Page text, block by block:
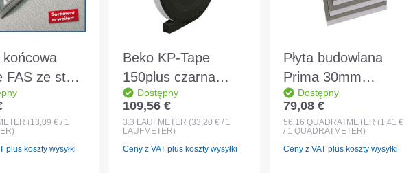
końcowa
FAS ze stali
8 mm x
300-280-
(13,09 € / 1
plus koszty wysyłki
Beko KP-Tape
150plus czarna
34/30 f. Złącze 18-
34 mm, rolka 3,3 m
Dostępny
Cena regularna:
109,56 €
3.3 LAUFMETER (33,20 € / 1
LAUFMETER)
Ceny z VAT plus koszty wysyłki
Płyta budowlana
Prima 30mm
2600x600mm
element płytki
Dostępny
Cena regularna:
79,08 €
56.16 QUADRATMETER (1,41 €
/ 1 QUADRATMETER)
Ceny z VAT plus koszty wysyłki